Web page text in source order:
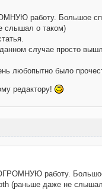
работу. Большое
слышал о таком)
случае просто
любопытно было
редактору!
работу.
(раньше даже не